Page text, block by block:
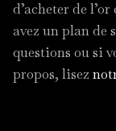
d’acheter de
avez un plan de
questions ou si
propos, lisez